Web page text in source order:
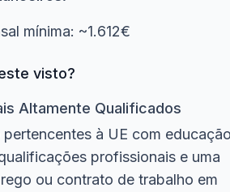
mínima: ~1.612€
visto?
Altamente Qualificados
à UE com
profissionais e uma
ou contrato de trabalho em